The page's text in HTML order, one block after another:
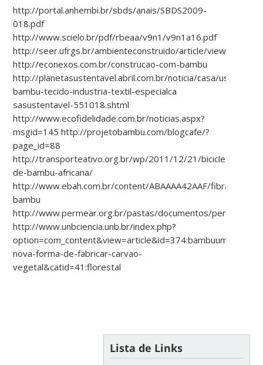
http://portal.anhembi.br/sbds/anais/SBDS2009-
018.pdf
http://www.scielo.br/pdf/rbeaa/v9n1/v9n1a16.pdf
http://seer.ufrgs.br/ambienteconstruido/article/viewFile/
http://econexos.com.br/construcao-com-bambu
http://planetasustentavel.abril.com.br/noticia/casa/uso-
bambu-tecido-industria-textil-especialca
sasustentavel-551018.shtml
http://www.ecofidelidade.com.br/noticias.aspx?
msgid=145 http://projetobambu.com/blogcafe/?
page_id=88
http://transporteativo.org.br/wp/2011/12/21/bicicleta-
de-bambu-africana/
http://www.ebah.com.br/content/ABAAAA42AAF/fibra-
bambu
http://www.permear.org.br/pastas/documentos/
http://www.unbciencia.unb.br/index.php?
option=com_content&view=article&id=374:bambuuma-
nova-forma-de-fabricar-carvao-
vegetal&catid=41:florestal
Lista de Links